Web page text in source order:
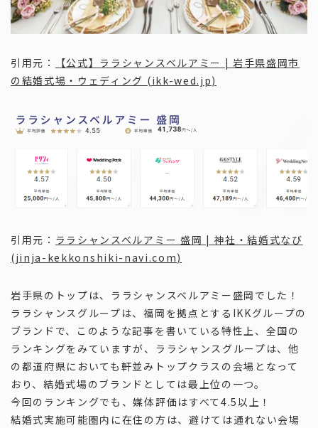
引用元：
【公式】ララシャンスベルアミー | 岩手県盛岡市
の結婚式場・ウェディング (ikk-wed.jp)
引用元： ララシャンスベルアミー 盛岡 | 神社・結婚式なび
(jinja-kekkonshiki-navi.com)
岩手県のトップは、ララシャンスベルアミー盛岡でした！
ララシャンスグループは、福岡を拠点とするIKKグループの
ブランドで、このような記事を書いている特性上、全国の
ランキングをみていますが、ララシャンスグループは、他
の都道府県においても軒並みトップクラスの会場となって
おり、結婚式場のブランドとしては最上位の一つ。
今回のランキングでも、媒体評価はすべて4.5以上！
結婚式実施可能圏内に在住の方は、避けては通れない会場